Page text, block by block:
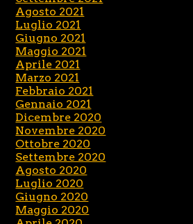
Agosto 2021
Luglio 2021
Giugno 2021
Maggio 2021
Aprile 2021
Marzo 2021
Febbraio 2021
Gennaio 2021
Dicembre 2020
Novembre 2020
Ottobre 2020
Settembre 2020
Agosto 2020
Luglio 2020
Giugno 2020
Maggio 2020